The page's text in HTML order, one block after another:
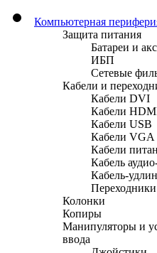
Компьютерная
Защита питания
Батареи и
ИБП
Сетевые
Кабели и
Кабели DVI
Кабели
Кабели USB
Кабели VGA
Кабели
Кабель
Кабель-
Колонки
Копиры
Манипуляторы и
ввода